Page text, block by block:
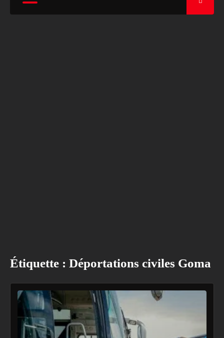
Étiquette : Déportations civiles Goma